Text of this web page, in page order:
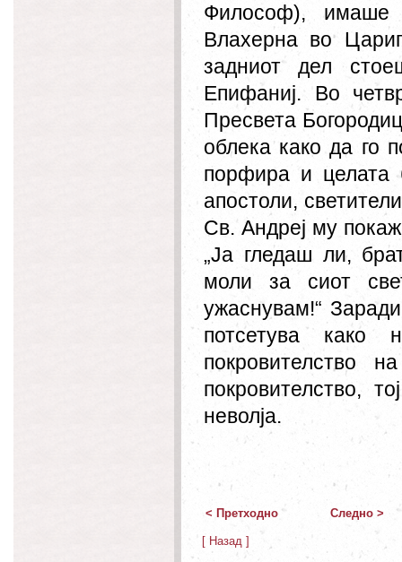
Философ), имаше
Влахерна во
задниот дел
Епифаниј. Во
Пресвета
облека како да го
порфира и целата
апостоли,
Св. Андреј му
„Ја гледаш ли,
моли за сиот
ужаснувам!“
потсетува како
покровителство
покровителство,
неволја.
< Претходно Следно >
[ Назад ]